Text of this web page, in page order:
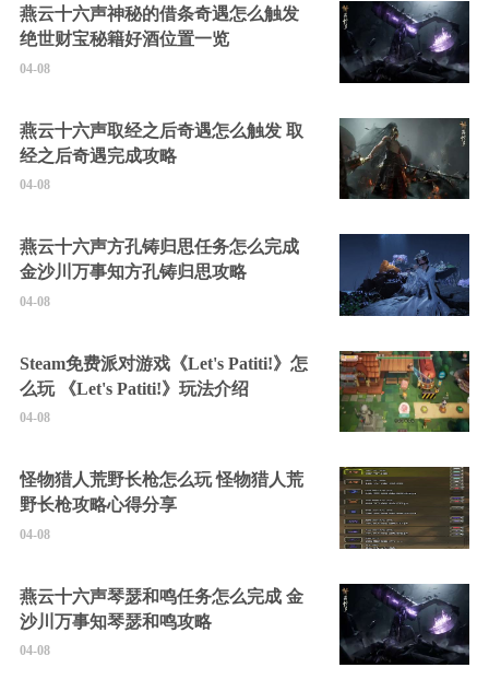
燕云十六声神秘的借条奇遇怎么触发
绝世财宝秘籍好酒位置一览
04-08
燕云十六声取经之后奇遇怎么触发 取
经之后奇遇完成攻略
04-08
燕云十六声方孔铸归思任务怎么完成
金沙川万事知方孔铸归思攻略
04-08
Steam免费派对游戏《Let's Patiti!》怎
么玩 《Let's Patiti!》玩法介绍
04-08
怪物猎人荒野长枪怎么玩 怪物猎人荒
野长枪攻略心得分享
04-08
燕云十六声琴瑟和鸣任务怎么完成 金
沙川万事知琴瑟和鸣攻略
04-08